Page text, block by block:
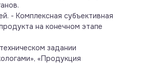
- Комплексная субъективная
на конечном этапе
задании
«Продукция